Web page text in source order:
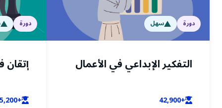
دورة سهل
التفكير الإبداعي في الأعمال
+42,900
دورة
+45,200